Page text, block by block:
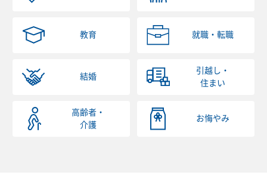
教育 就職・転職
結婚
引越し・
住まい
高齢者・
介護
お悔やみ